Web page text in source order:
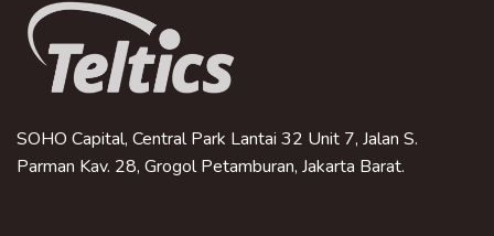
SOHO Capital, Central Park Lantai 32 Unit 7, Jalan S.
Parman Kav. 28, Grogol Petamburan, Jakarta Barat.